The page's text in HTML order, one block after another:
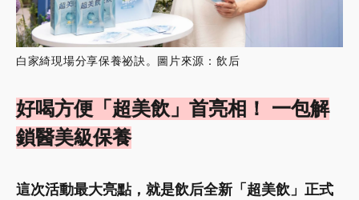
白家綺現場分享保養祕訣。圖片來源：飲后
好喝方便「超美飲」首亮相！ 一包解
鎖醫美級保養
這次活動最大亮點，就是飲后全新「超美飲」正式